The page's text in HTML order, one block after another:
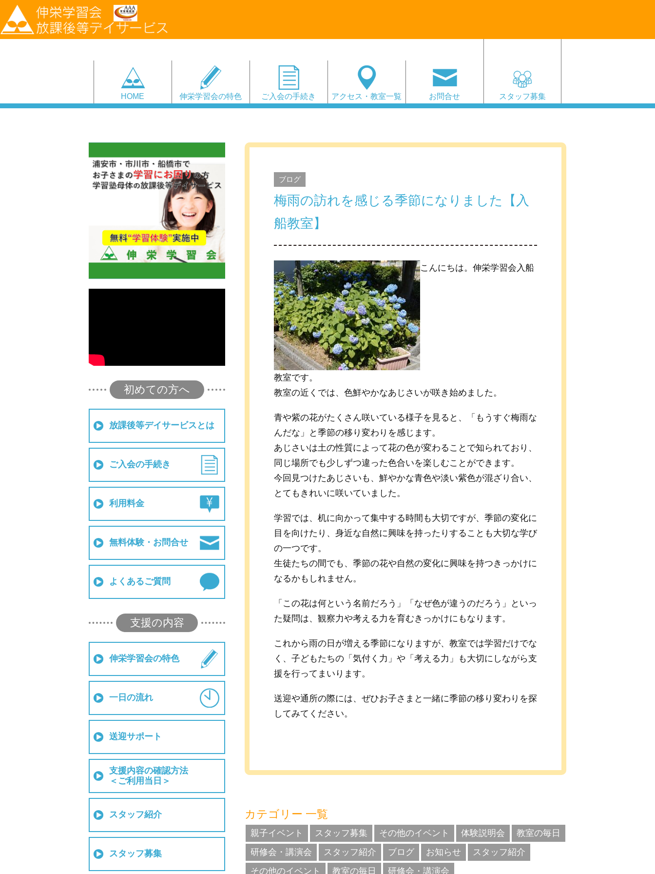
HOME 伸栄学習会の特色 ご入会の手続き アクセス・教室一覧 お問合せ スタッフ募集
初めての方へ
放課後等デイサービスとは
ご入会の手続き
利用料金
無料体験・お問合せ
よくあるご質問
支援の内容
伸栄学習会の特色
一日の流れ
送迎サポート
支援内容の確認方法
＜ご利用当日＞
スタッフ紹介
スタッフ募集
ブログ
梅雨の訪れを感じる季節になりました【入
船教室】
こんにちは。伸栄学習会入船
教室です。
教室の近くでは、色鮮やかなあじさいが咲き始めました。
青や紫の花がたくさん咲いている様子を見ると、「もうすぐ梅雨な
んだな」と季節の移り変わりを感じます。
あじさいは土の性質によって花の色が変わることで知られており、
同じ場所でも少しずつ違った色合いを楽しむことができます。
今回見つけたあじさいも、鮮やかな青色や淡い紫色が混ざり合い、
とてもきれいに咲いていました。
学習では、机に向かって集中する時間も大切ですが、季節の変化に
目を向けたり、身近な自然に興味を持ったりすることも大切な学び
の一つです。
生徒たちの間でも、季節の花や自然の変化に興味を持つきっかけに
なるかもしれません。
「この花は何という名前だろう」「なぜ色が違うのだろう」といっ
た疑問は、観察力や考える力を育むきっかけにもなります。
これから雨の日が増える季節になりますが、教室では学習だけでな
く、子どもたちの「気付く力」や「考える力」も大切にしながら支
援を行ってまいります。
送迎や通所の際には、ぜひお子さまと一緒に季節の移り変わりを探
してみてください。
カテゴリー 一覧
親子イベント スタッフ募集 その他のイベント 体験説明会
教室の毎日
研修会・講演会
スタッフ紹介 ブログ お知らせ
スタッフ紹介
その他のイベント
教室の毎日 研修会・講演会